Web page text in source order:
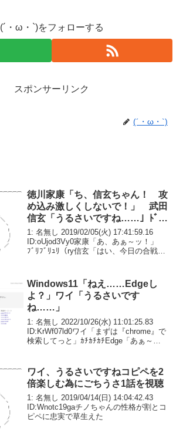
(´・ω・`)をフォローする
スポンサーリンク
(´・ω・`)
徳川家康「ち、信玄ちゃん！ 攻
め込み激しくしないで！」 武田
信玄「うるさいですね……」ﾄﾞﾄﾞ
ﾄﾞ
1: 名無し 2019/02/05(火) 17:41:59.16
ID:oUjod3Vy0家康「あ、あぁ～ッ！」
ﾌﾞﾘﾌﾞﾘｭﾘ（ry信玄「はい、今日の合戦は
た……」5年前...
Windows11「ねえ……Edgeし
よ？」ワイ「うるさいです
ね……」
1: 名無し 2022/10/26(水) 11:01:25.83
ID:KrWf07ld0ワイ「まずは『chrome』で
検索してっと」ｶﾁｶﾁｶﾁEdge「あぁ～
Edg...
ワイ、うるさいですねコピペを2
倍楽しむ為にごちうさ1話を視聴
1: 名無し 2019/04/14(日) 14:04:42.43
ID:Wnotc19gaチノちゃんの性格が割とコ
ピペに忠実で草生えた